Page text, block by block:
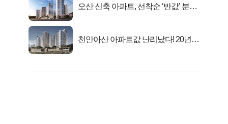
오산 신축 아파트, 선착순 ‘반값’ 분양
천안아산 아파트값 난리났다! 20년